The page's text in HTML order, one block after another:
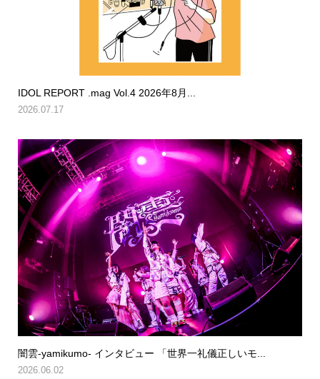
IDOL REPORT .mag Vol.4 2026年8月...
2026.07.17
闇雲-yamikumo- インタビュー 「世界一礼儀正しいモ...
2026.06.02